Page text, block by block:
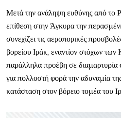
Μετά την ανάληψη ευθύνης από το
επίθεση στην Άγκυρα την
συνεχίζει τις αεροπορικές
βορείου Ιράκ, εναντίον στόχων
παράλληλα προέβη σε
για πολλοστή φορά την αδυναμία
κατάσταση στον βόρειο τομέα του